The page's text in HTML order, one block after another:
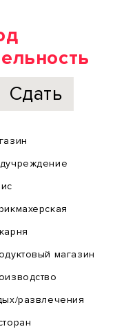
Сдать
магазин
развлечения